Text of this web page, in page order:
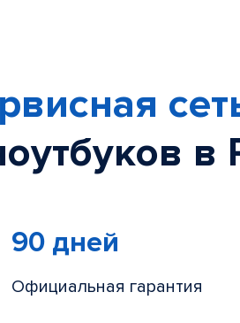
в
90 дней
Официальная гарантия